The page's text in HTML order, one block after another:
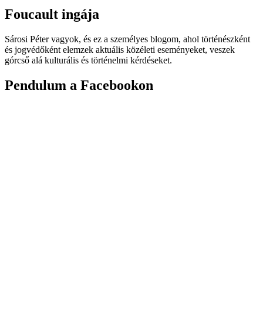
Foucault ingája
Sárosi Péter vagyok, és ez a személyes blogom, ahol történészként
és jogvédőként elemzek aktuális közéleti eseményeket, veszek
górcső alá kulturális és történelmi kérdéseket.
Pendulum a Facebookon